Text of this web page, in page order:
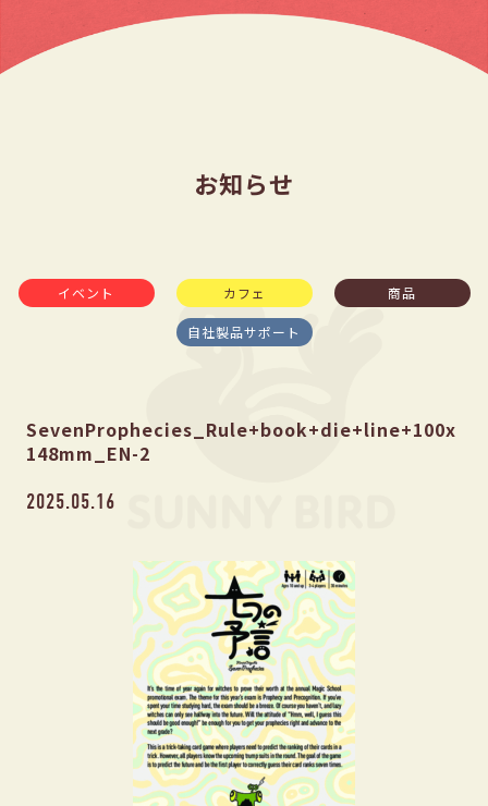
お知らせ
イベント カフェ 商品
自社製品サポート
SevenProphecies_Rule+book+die+line+100x
148mm_EN-2
2025.05.16